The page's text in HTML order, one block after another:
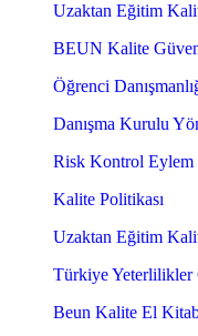
Uzaktan Eğitim
BEUN Kalite
Öğrenci
Danışma Kurulu
Risk Kontrol Eylem
Kalite Politikası
Uzaktan Eğitim
Türkiye Yeterlilikler
Beun Kalite El